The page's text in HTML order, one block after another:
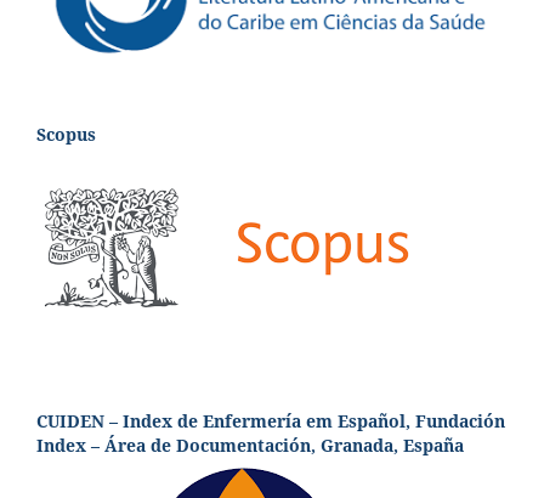
Scopus
CUIDEN – Index de Enfermería em Español, Fundación
Index – Área de Documentación, Granada, España